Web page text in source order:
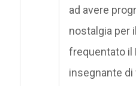
ad avere
nostalgia per
frequentato il
insegnante